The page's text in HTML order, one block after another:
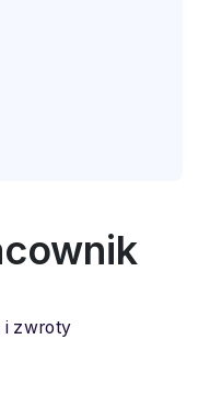
i zwroty